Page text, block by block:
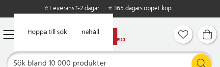
Hoppa till huvudinnehåll
Hoppa till sök
⭐ Leverans 1-2 dagar ⭐ 365 dagars öppet köp